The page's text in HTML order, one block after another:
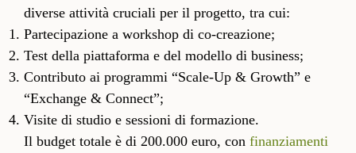
diverse attività cruciali per il progetto, tra cui:
Partecipazione a workshop di co-creazione;
Test della piattaforma e del modello di business;
Contributo ai programmi “Scale-Up & Growth” e
“Exchange & Connect”;
Visite di studio e sessioni di formazione.
Il budget totale è di 200.000 euro, con finanziamenti